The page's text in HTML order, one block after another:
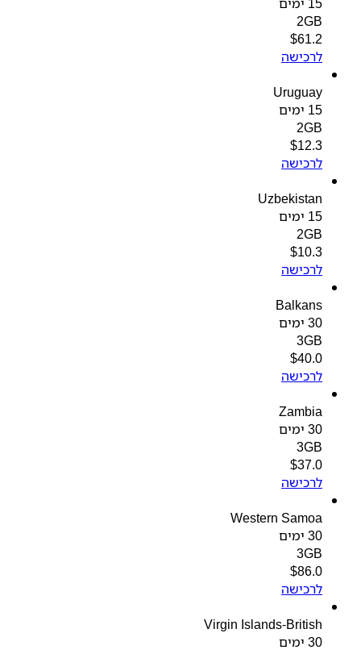
2GB
$61.2
לרכישה
Uruguay
2GB
$12.3
לרכישה
Uzbekistan
2GB
$10.3
לרכישה
Balkans
3GB
$40.0
לרכישה
Zambia
3GB
$37.0
לרכישה
Western Samoa
3GB
$86.0
לרכישה
Virgin Islands-British